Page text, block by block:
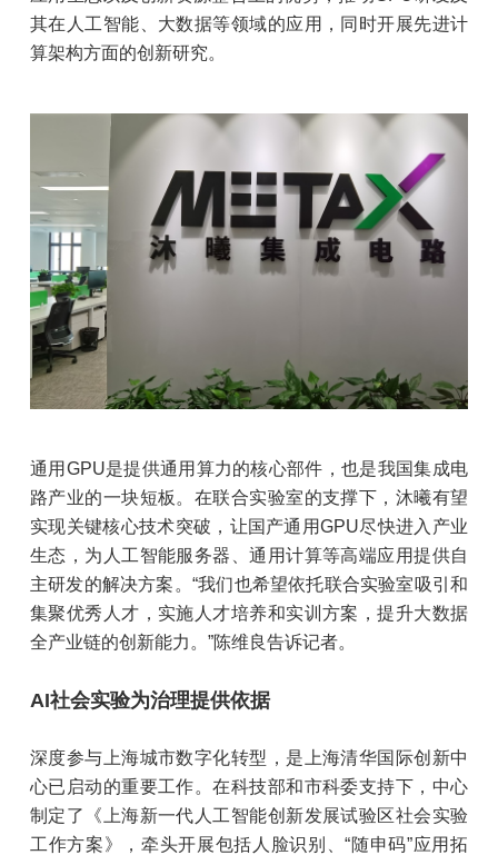
其在人工智能、大数据等领域的应用，同时开展先进计
算架构方面的创新研究。
通用GPU是提供通用算力的核心部件，也是我国集成电
路产业的一块短板。在联合实验室的支撑下，沐曦有望
实现关键核心技术突破，让国产通用GPU尽快进入产业
生态，为人工智能服务器、通用计算等高端应用提供自
主研发的解决方案。“我们也希望依托联合实验室吸引和
集聚优秀人才，实施人才培养和实训方案，提升大数据
全产业链的创新能力。”陈维良告诉记者。
AI社会实验为治理提供依据
深度参与上海城市数字化转型，是上海清华国际创新中
心已启动的重要工作。在科技部和市科委支持下，中心
制定了《上海新一代人工智能创新发展试验区社会实验
工作方案》，牵头开展包括人脸识别、“随申码”应用拓